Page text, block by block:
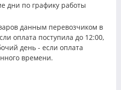
дни по графику работы
данным перевозчиком в
оплата поступила до 12:00,
день - если оплата
времени.